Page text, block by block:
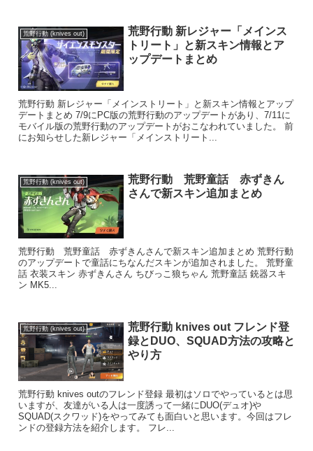
荒野行動 (knives out)
荒野行動 新レジャー「メインス
トリート」と新スキン情報とア
ップデートまとめ
荒野行動 新レジャー「メインストリート」と新スキン情報とアップ
デートまとめ 7/9にPC版の荒野行動のアップデートがあり、7/11に
モバイル版の荒野行動のアップデートがおこなわれていました。 前
にお知らせした新レジャー「メインストリート...
荒野行動 (knives out)
荒野行動 荒野童話 赤ずきん
さんで新スキン追加まとめ
荒野行動 荒野童話 赤ずきんさんで新スキン追加まとめ 荒野行動
のアップデートで童話にちなんだスキンが追加されました。 荒野童
話 衣装スキン 赤ずきんさん ちびっこ狼ちゃん 荒野童話 銃器スキ
ン MK5...
荒野行動 (knives out)
荒野行動 knives out フレンド登
録とDUO、SQUAD方法の攻略と
やり方
荒野行動 knives outのフレンド登録 最初はソロでやっているとは思
いますが、友達がいる人は一度誘って一緒にDUO(デュオ)や
SQUAD(スクワッド)をやってみても面白いと思います。今回はフレ
ンドの登録方法を紹介します。 フレ...